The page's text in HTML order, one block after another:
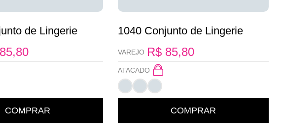
de Lingerie
85,80
COMPRAR
1040 Conjunto de Lingerie
R$ 85,80
VAREJO
ATACADO
COMPRAR